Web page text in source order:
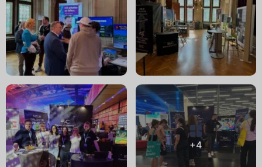
+4